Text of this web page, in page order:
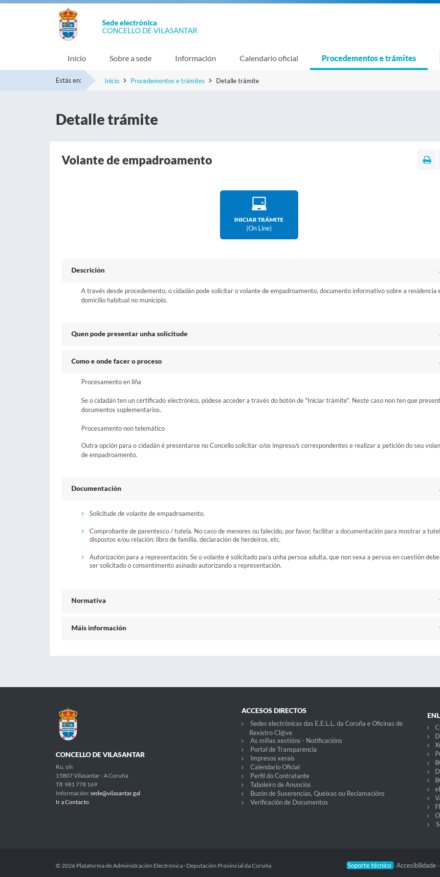
Sede electrónica
CONCELLO DE VILASANTAR
Inicio Sobre a sede Información Calendario oficial Procedementos e trámites
Estás en: Inicio Procedementos e trámites Detalle trámite
Detalle trámite
Volante de empadroamento
INICIAR TRÁMITE
(on Line)
Descrición
A través desde procedemento, o cidadán pode solicitar o volante de empadroamento, documento informativo sobre a residencia
domicilio habitual no municipio.
Quen pode presentar unha solicitude
Como e onde facer o proceso
Procesamento en liña
Se o cidadán ten un certificado electrónico, pódese acceder a través do botón de "Iniciar trámite". Neste caso non ten que
documentos suplementarios.
Procesamento non telemático
Outra opción para o cidadán é presentarse no Concello solicitar o/os impreso/s correspondentes e realizar a petición do seu
de empadroamento.
Documentación
Solicitude de volante de empadroamento.
Comprobante de parentesco / tutela. No caso de menores ou falecido, por favor, facilitar a documentación para mostrar a
dispostos e/ou relación: libro de familia, declaración de herdeiros, etc.
Autorización para a representación. Se o volante é solicitado para unha persoa adulta, que non sexa a persoa en cuestión debe
ser solicitado o consentimento asinado autorizando a representación.
Normativa
Máis información
CONCELLO DE VILASANTAR
Ru, s/n
15807 Vilasantar - A Coruña
Tlf. 981 778 169
Información: sede@vilasantar.gal
Ir a Contacto
ACCESOS DIRECTOS
Sedes electrónicas das E.E.L.L. da Coruña e Oficinas de
Rexistro Cl@ve
As miñas xestións - Notificacións
Portal de Transparencia
Impresos xerais
Calendario Oficial
Perfil do Contratante
Taboleiro de Anuncios
Buzón de Suxerencias, Queixas ou Reclamacións
Verificación de Documentos
Soporte técnico -Accesibilidade -
© 2026 Plataforma de Administración Electrónica · Deputación Provincial da Coruña